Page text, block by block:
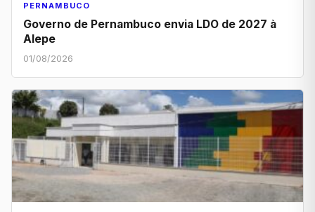
PERNAMBUCO
Governo de Pernambuco envia LDO de 2027 à
Alepe
01/08/2026